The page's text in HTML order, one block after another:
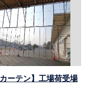
カーテン】工場荷受場